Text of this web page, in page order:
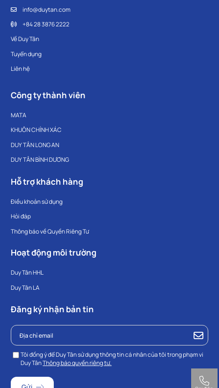
info@duytan.com
+84 28 3876 2222
Về Duy Tân
Tuyển dụng
Liên hệ
Công ty thành viên
MATA
KHUÔN CHÍNH XÁC
DUY TÂN LONG AN
DUY TÂN BÌNH DƯƠNG
Hỗ trợ khách hàng
Điều khoản sử dụng
Hỏi đáp
Thông báo về Quyền Riêng Tư
Hoạt động môi trường
Duy Tân HHL
Duy Tân LA
Đăng ký nhận bản tin
Tôi đồng ý để Duy Tân sử dụng thông tin cá nhân của tôi trong phạm vi
Duy TânThông báo quyền riêng tư.